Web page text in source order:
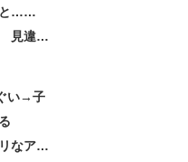
と……
見違え
い→子
なアイ